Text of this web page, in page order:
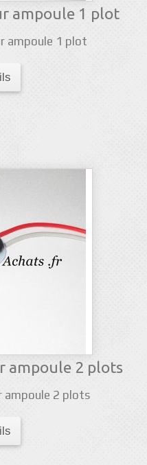
ampoule 1 plot
ampoule 1 plot
ampoule 2 plots
ampoule 2 plots